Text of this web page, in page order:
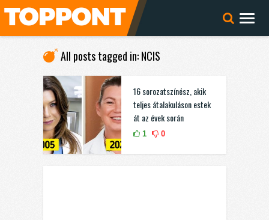
All posts tagged in: NCIS
16 sorozatszínész, akik
teljes átalakuláson estek
át az évek során
1 0